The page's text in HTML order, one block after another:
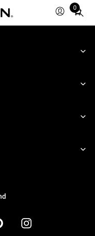
0
Total
items
cart: